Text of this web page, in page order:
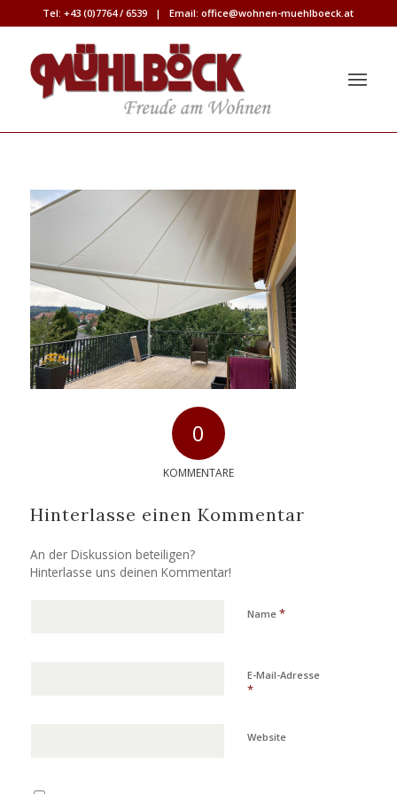
Tel:+43 (0)7764 / 6539 | Email:office@wohnen-muehlboeck.at
0
KOMMENTARE
Hinterlasse einen Kommentar
An der Diskussion beteiligen?
Hinterlasse uns deinen Kommentar!
Name *
E-Mail-Adresse
*
Website